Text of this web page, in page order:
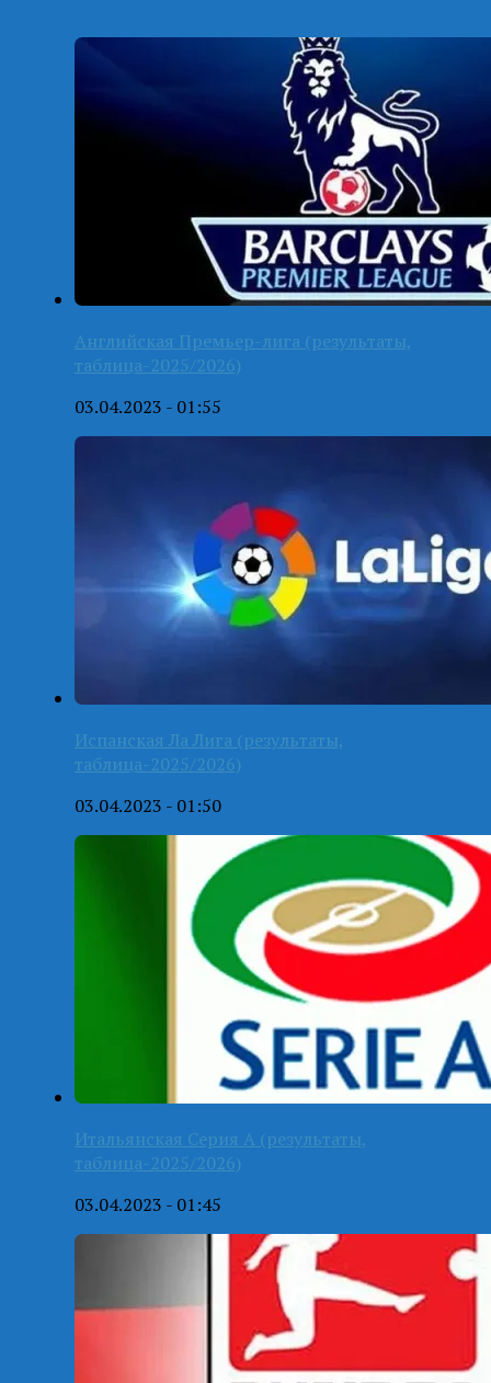
Английская Премьер-лига (результаты,
таблица-2025/2026)
03.04.2023 - 01:55
Испанская Ла Лига (результаты,
таблица-2025/2026)
03.04.2023 - 01:50
Итальянская Серия А (результаты,
таблица-2025/2026)
03.04.2023 - 01:45